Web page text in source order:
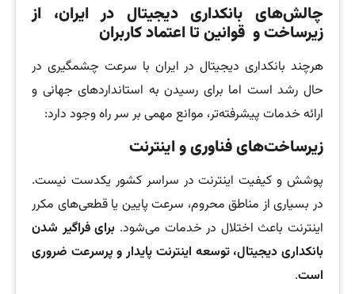
چالش‌های بانکداری دیجیتال در ایران، از
زیرساخت و قوانین تا اعتماد کاربران
هرچند بانکداری دیجیتال در ایران با سرعت چشمگیری در
حال رشد است اما برای رسیدن به استانداردهای جهانی و
ارائه خدمات پیشرفته‌تر، موانع مهمی بر سر راه وجود دارد:
زیرساخت‌های فناوری و اینترنت
پوشش و کیفیت اینترنت در سراسر کشور یکدست نیست.
در بسیاری از مناطق محروم، سرعت پایین یا قطعی‌های مکرر
اینترنت باعث اختلال در خدمات می‌شود. برای فراگیر شدن
بانکداری دیجیتال، توسعه اینترنت پایدار و پرسرعت ضروری
است.